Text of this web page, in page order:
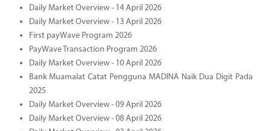
Daily Market Overview - 14 April 2026
Daily Market Overview - 13 April 2026
First payWave Program 2026
PayWave Transaction Program 2026
Daily Market Overview - 10 April 2026
Bank Muamalat Catat Pengguna MADINA Naik Dua Digit Pada
2025
Daily Market Overview - 09 April 2026
Daily Market Overview - 08 April 2026